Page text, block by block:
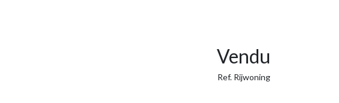
Vendu
Ref. Rijwoning